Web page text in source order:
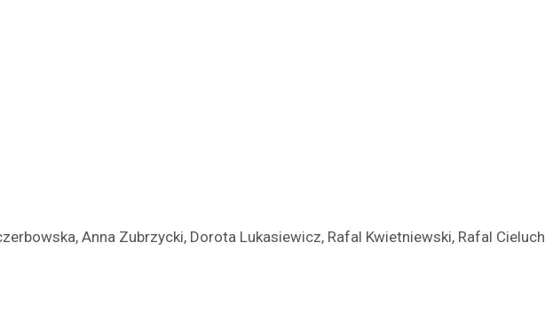
Anna Zubrzycki, Dorota Lukasiewicz, Rafal Kwietniewski, Rafal Cieluch